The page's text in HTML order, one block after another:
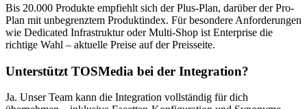
Bis 20.000 Produkte empfiehlt sich der Plus-Plan, darüber der Pro-
Plan mit unbegrenztem Produktindex. Für besondere Anforderungen
wie Dedicated Infrastruktur oder Multi-Shop ist Enterprise die
richtige Wahl – aktuelle Preise auf der Preisseite.
Unterstützt TOSMedia bei der Integration?
Ja. Unser Team kann die Integration vollständig für dich